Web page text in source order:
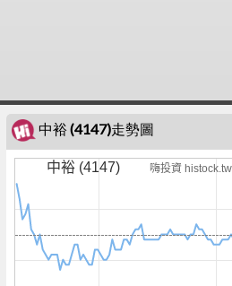
中裕 (4147)走勢圖
中裕 (4147) 嗨投資 histock.tw